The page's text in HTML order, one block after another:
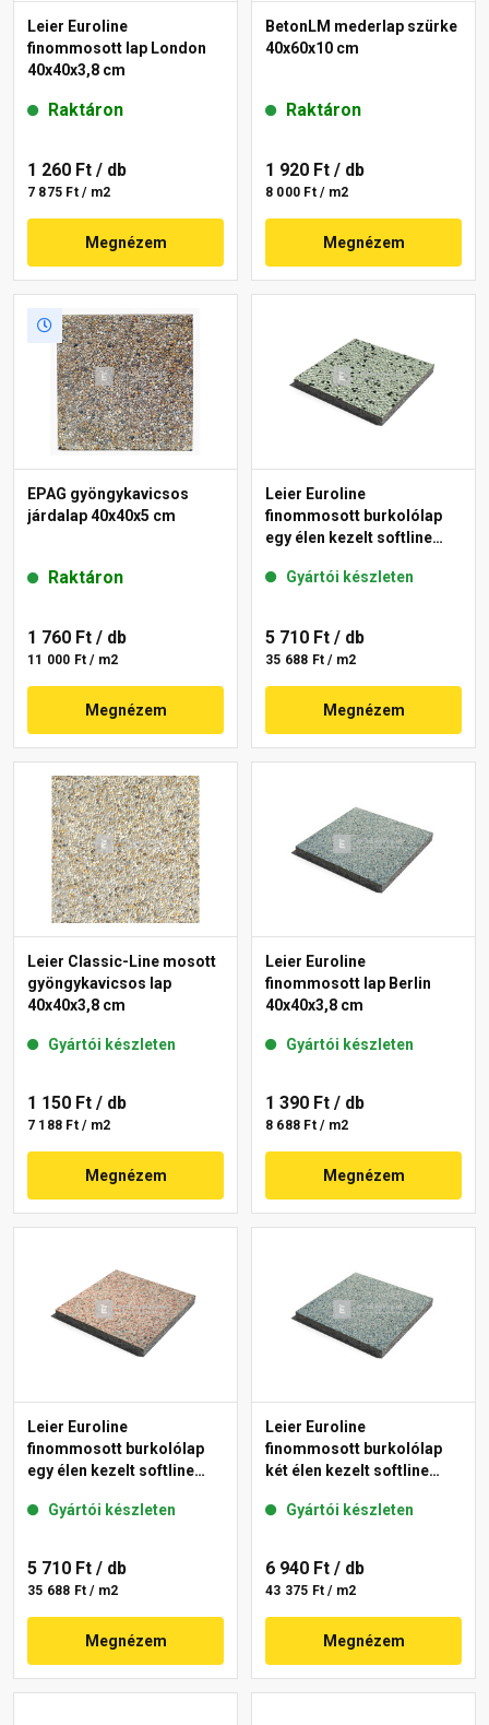
Leier Euroline
finommosott lap London
40x40x3,8 cm
Raktáron
1 260 Ft / db
7 875 Ft / m2
Megnézem
BetonLM mederlap szürke
40x60x10 cm
Raktáron
1 920 Ft / db
8 000 Ft / m2
Megnézem
EPAG gyöngykavicsos
járdalap 40x40x5 cm
Raktáron
1 760 Ft / db
11 000 Ft / m2
Megnézem
Leier Euroline
finommosott burkolólap
egy élen kezelt softline
Gyártói készleten
5 710 Ft / db
35 688 Ft / m2
Megnézem
Leier Classic-Line mosott
gyöngykavicsos lap
40x40x3,8 cm
Gyártói készleten
1 150 Ft / db
7 188 Ft / m2
Megnézem
Leier Euroline
finommosott lap Berlin
40x40x3,8 cm
Gyártói készleten
1 390 Ft / db
8 688 Ft / m2
Megnézem
Leier Euroline
finommosott burkolólap
egy élen kezelt softline
Gyártói készleten
5 710 Ft / db
35 688 Ft / m2
Megnézem
Leier Euroline
finommosott burkolólap
két élen kezelt softline
Gyártói készleten
6 940 Ft / db
43 375 Ft / m2
Megnézem